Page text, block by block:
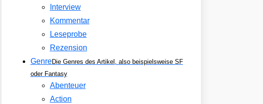
Interview
Kommentar
Leseprobe
Rezension
GenreDie Genres des Artikel, also beispielsweise SF
oder Fantasy
Abenteuer
Action